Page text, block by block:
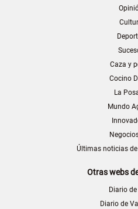
Caza y
Cocino
La
Mundo
Últimas noticias
Otras webs
Diario de
Diario de